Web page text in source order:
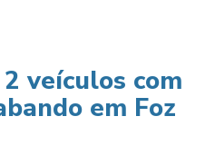
veículos com
em Foz